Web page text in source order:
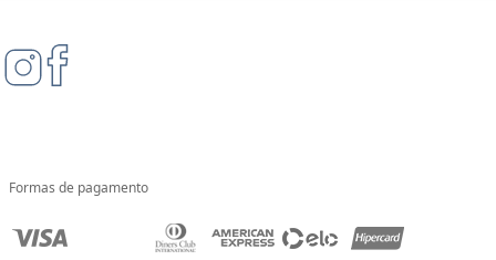
Formas de pagamento